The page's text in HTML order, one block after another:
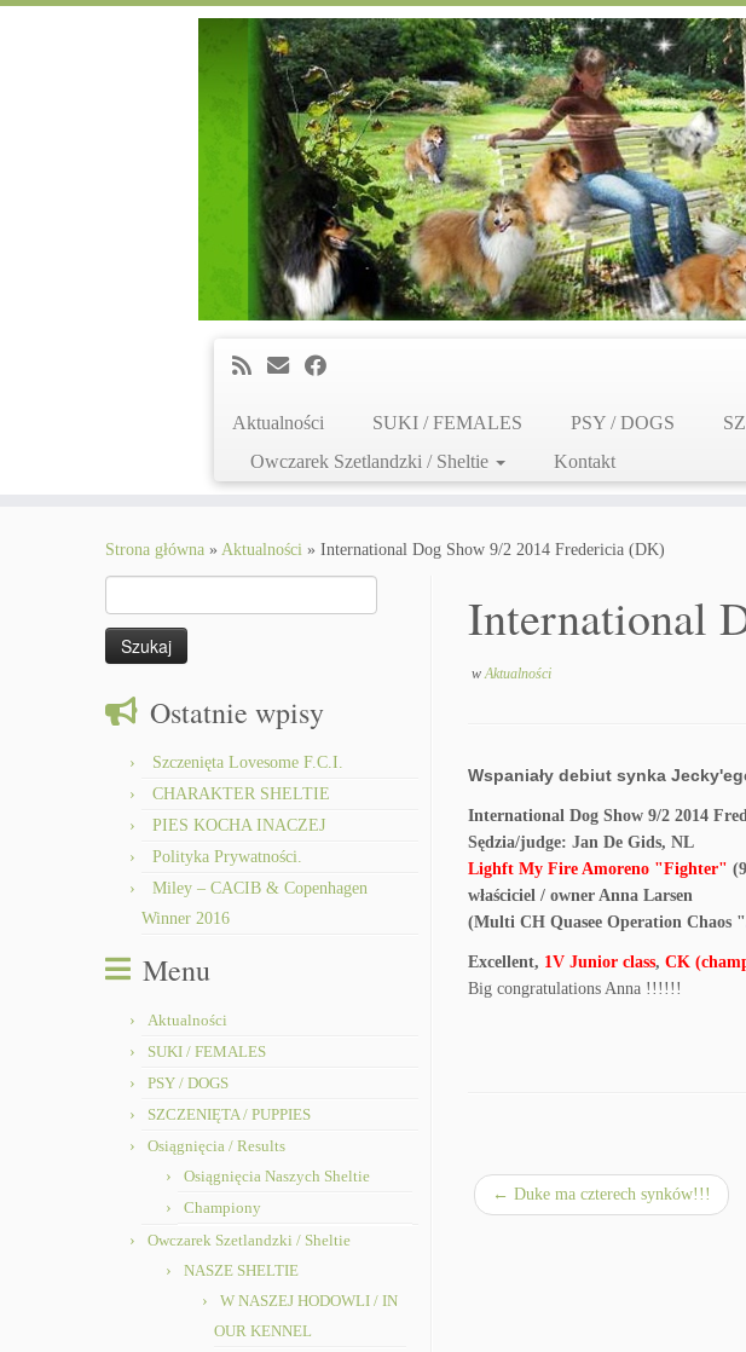
Aktualności SUKI / FEMALES PSY / DOGS
Owczarek Szetlandzki / Sheltie
Kontakt
Strona główna » Aktualności » International Dog Show 9/2 2014 Fredericia (DK)
Ostatnie wpisy
Szczenięta Lovesome F.C.I.
CHARAKTER SHELTIE
PIES KOCHA INACZEJ
Polityka Prywatności.
Miley – CACIB & Copenhagen
Winner 2016
Menu
Aktualności
SUKI / FEMALES
PSY / DOGS
SZCZENIĘTA / PUPPIES
Osiągnięcia / Results
Osiągnięcia Naszych Sheltie
Championy
Owczarek Szetlandzki / Sheltie
NASZE SHELTIE
W NASZEJ HODOWLI / IN
OUR KENNEL
International
wAktualności
Wspaniały debiut synka
International Dog Show 9/2 2014
Sędzia/judge: Jan De Gids, NL
Lighft My Fire Amoreno "Fighter"
właściciel / owner Anna Larsen
(Multi CH Quasee Operation Chaos "
Excellent, 1V Junior class, CK
Big congratulations Anna !!!!!!
← Duke ma czterech synków!!!